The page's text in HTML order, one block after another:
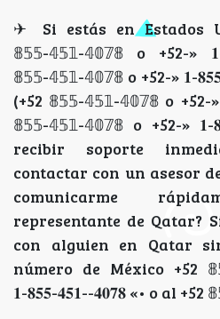
✈ Si estás en Estados
𝟠𝟝𝟝-𝟜𝟝𝟙-𝟜𝟘𝟟𝟠 o +52-» 𝟏-
𝟠𝟝𝟝-𝟜𝟝𝟙-𝟜𝟘𝟟𝟠 o +52-» 𝟏-
(+52 𝟠𝟝𝟝-𝟜𝟝𝟙-𝟜𝟘𝟟𝟠 o +52-»
𝟠𝟝𝟝-𝟜𝟝𝟙-𝟜𝟘𝟟𝟠 o +52-» 𝟏-
recibir soporte
contactar con un asesor
comunicarme
representante de Qatar?
con alguien en Qatar
número de México +52
𝟏-𝟖𝟓𝟓-𝟒𝟓𝟏--𝟒𝟎𝟕𝟖 «• o al